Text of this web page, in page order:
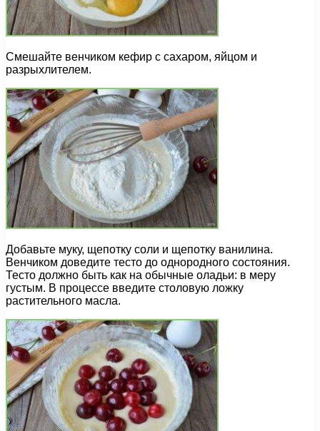
Смешайте венчиком кефир с сахаром, яйцом и
разрыхлителем.
Добавьте муку, щепотку соли и щепотку ванилина.
Венчиком доведите тесто до однородного состояния.
Тесто должно быть как на обычные оладьи: в меру
густым. В процессе введите столовую ложку
растительного масла.